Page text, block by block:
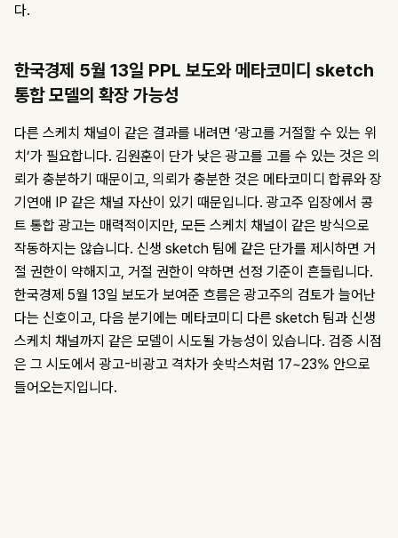
다.
한국경제 5월 13일 PPL 보도와 메타코미디 sketch
통합 모델의 확장 가능성
다른 스케치 채널이 같은 결과를 내려면 ‘광고를 거절할 수 있는 위
치’가 필요합니다. 김원훈이 단가 낮은 광고를 고를 수 있는 것은 의
뢰가 충분하기 때문이고, 의뢰가 충분한 것은 메타코미디 합류와 장
기연애 IP 같은 채널 자산이 있기 때문입니다. 광고주 입장에서 콩
트 통합 광고는 매력적이지만, 모든 스케치 채널이 같은 방식으로
작동하지는 않습니다. 신생 sketch 팀에 같은 단가를 제시하면 거
절 권한이 약해지고, 거절 권한이 약하면 선정 기준이 흔들립니다.
한국경제 5월 13일 보도가 보여준 흐름은 광고주의 검토가 늘어난
다는 신호이고, 다음 분기에는 메타코미디 다른 sketch 팀과 신생
스케치 채널까지 같은 모델이 시도될 가능성이 있습니다. 검증 시점
은 그 시도에서 광고-비광고 격차가 숏박스처럼 17~23% 안으로
들어오는지입니다.